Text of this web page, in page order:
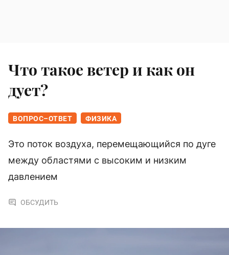
Что такое ветер и как он
дует?
ВОПРОС–ОТВЕТ ФИЗИКА
Это поток воздуха, перемещающийся по дуге
между областями с высоким и низким
давлением
ОБСУДИТЬ